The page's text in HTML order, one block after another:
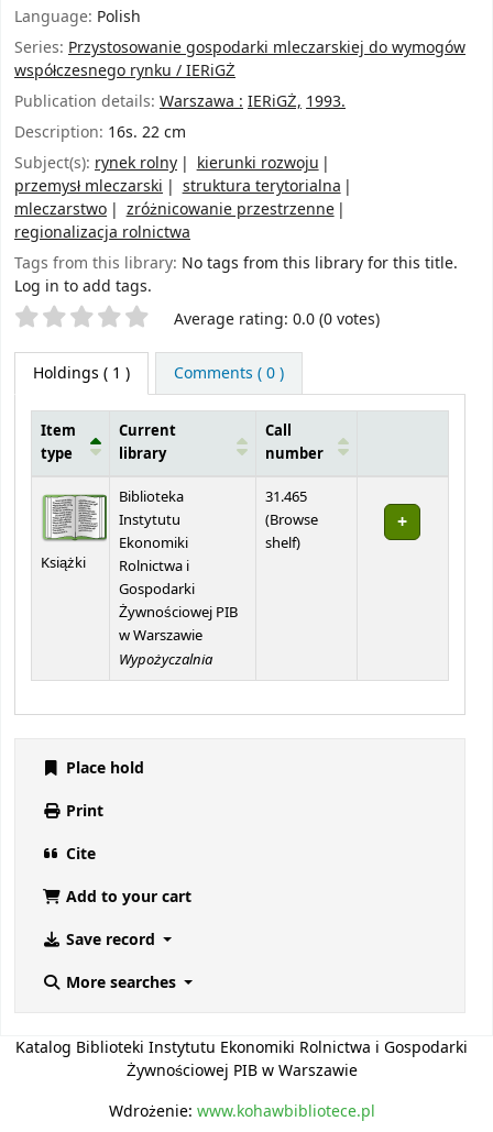
Language: Polish
Series: Przystosowanie gospodarki mleczarskiej do wymogów
współczesnego rynku / IERiGŻ
Publication details: Warszawa :IERiGŻ,1993.
Description: 16s. 22 cm
Subject(s): rynek rolny
kierunki rozwoju
przemysł mleczarski
struktura terytorialna
mleczarstwo
zróżnicowanie przestrzenne
regionalizacja rolnictwa
Tags from this library: No tags from this library for this title.
Log in to add tags.
Star ratings Average rating: 0.0 (0 votes)
Holdings ( 1 ) Comments ( 0 )
Item
type
Current
library
Call
number
Książki
Biblioteka
Instytutu
Ekonomiki
Rolnictwa i
Gospodarki
Żywnościowej PIB
w Warszawie
Wypożyczalnia
31.465
(Browse
shelf(Opens below)
)
Place hold
Print
Cite
Add to your cart
Save record
More searches
Katalog Biblioteki Instytutu Ekonomiki Rolnictwa i Gospodarki
Żywnościowej PIB w Warszawie
Wdrożenie: www.kohawbibliotece.pl